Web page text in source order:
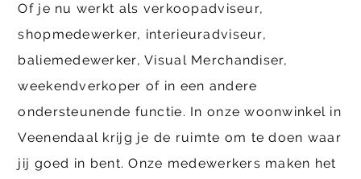
Of je nu werkt als verkoopadviseur,
shopmedewerker, interieuradviseur,
baliemedewerker, Visual Merchandiser,
weekendverkoper of in een andere
ondersteunende functie. In onze woonwinkel in
Veenendaal krijg je de ruimte om te doen waar
jij goed in bent. Onze medewerkers maken het